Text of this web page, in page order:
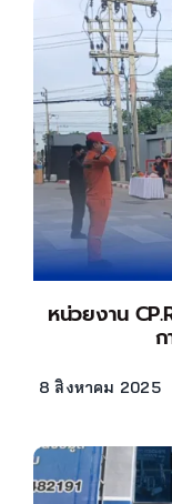
หน่วยงาน
8 สิงหาคม 2025